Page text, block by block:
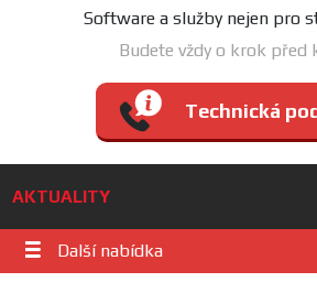
Software a služby nejen pro
Budete vždy o krok před
Technická
AKTUALITY
Další nabídka